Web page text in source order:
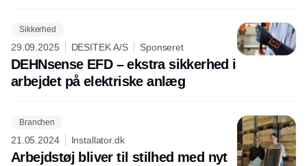
Sikkerhed
29.09.2025 DESITEK A/S Sponseret
DEHNsense EFD – ekstra sikkerhed i
arbejdet på elektriske anlæg
Branchen
21.05.2024 Installator.dk
Arbejdstøj bliver til stilhed med nyt